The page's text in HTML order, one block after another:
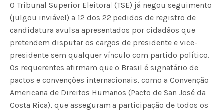
O Tribunal Superior Eleitoral (TSE) já negou seguimento
(julgou inviável) a 12 dos 22 pedidos de registro de
candidatura avulsa apresentados por cidadãos que
pretendem disputar os cargos de presidente e vice-
presidente sem qualquer vínculo com partido político.
Os requerentes afirmam que o Brasil é signatário de
pactos e convenções internacionais, como a Convenção
Americana de Direitos Humanos (Pacto de San José da
Costa Rica), que asseguram a participação de todos os